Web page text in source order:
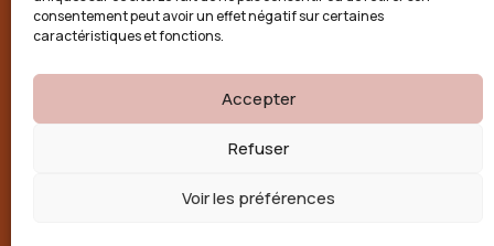
consentement peut avoir un effet négatif sur certaines
caractéristiques et fonctions.
Accepter
Refuser
Voir les préférences